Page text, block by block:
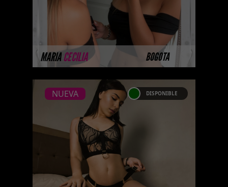
MARIACECILIA BOGOTA
Platinum. Selección privada de
modelos con un nivel de belleza
y perform ...
MÁS INFORMACIÓN
NUEVA DISPONIBLE
MELODY SCOT NUEVA
...Próximamente.... Algunas de
nuestras modelos aún no tienen
imágenes disponibles en la web
porque están completando su
ses ...